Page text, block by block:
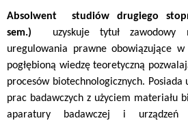
Absolwent studiów drugiego
sem.)
uzyskuje tytuł
zawodowy
uregulowania prawne obowiązujące
pogłębioną wiedzę teoretyczną
procesów biotechnologicznych.
prac badawczych z użyciem materiału
aparatury badawczej i urządzeń